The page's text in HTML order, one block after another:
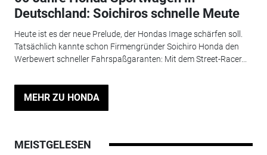
Deutschland: Soichiros schnelle Meute
Heute ist es der neue Prelude, der Hondas Image schärfen soll.
Tatsächlich kannte schon Firmengründer Soichiro Honda den
Werbewert schneller Fahrspaßgaranten: Mit dem Street-Racer...
MEHR ZU HONDA
MEISTGELESEN